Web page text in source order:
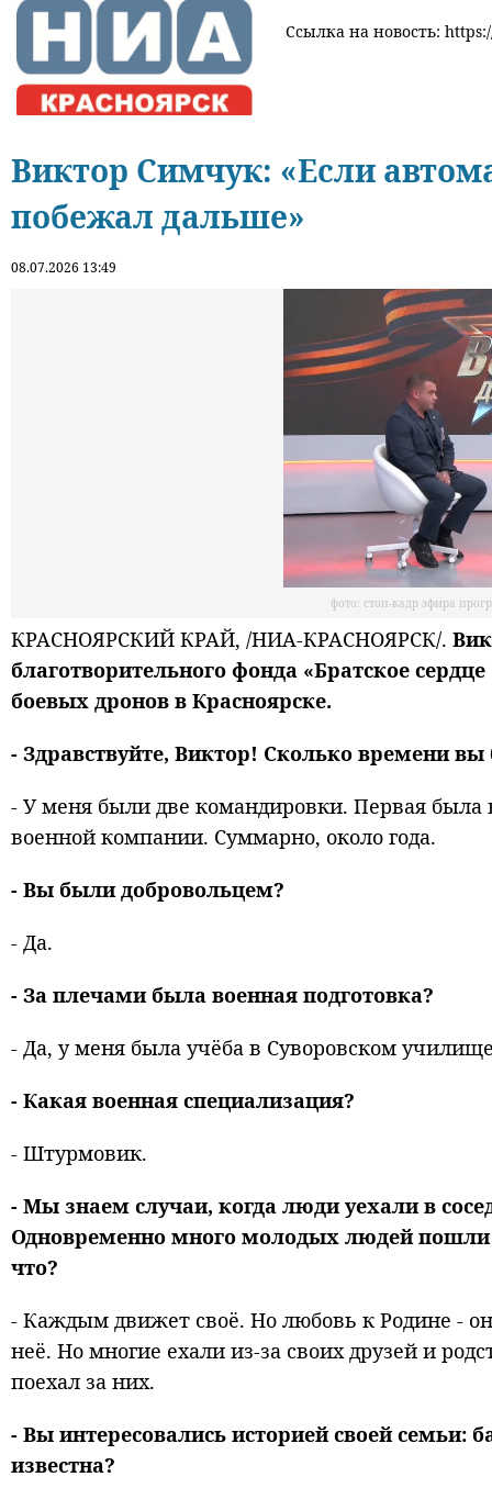
Ссылка на новость:
Виктор Симчук: «Если
побежал дальше»
08.07.2026 13:49
фото: стоп-кадр эфира
КРАСНОЯРСКИЙ КРАЙ, /НИА-КРАСНОЯРСК/.
благотворительного фонда «Братское
боевых дронов в Красноярске.
- Здравствуйте, Виктор! Сколько времени
- У меня были две командировки. Первая была
военной компании. Суммарно, около года.
- Вы были добровольцем?
- Да.
- За плечами была военная подготовка?
- Да, у меня была учёба в Суворовском
- Какая военная специализация?
- Штурмовик.
- Мы знаем случаи, когда люди уехали в
Одновременно много молодых людей
что?
- Каждым движет своё. Но любовь к Родине -
неё. Но многие ехали из-за своих друзей и
поехал за них.
- Вы интересовались историей своей
известна?